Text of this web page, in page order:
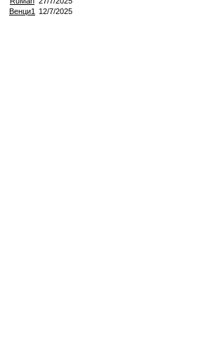
Венци1
12/7/2025